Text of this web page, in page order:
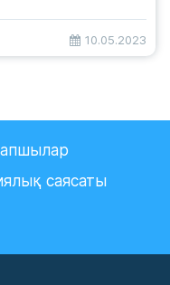
10.05.2023
саясаты